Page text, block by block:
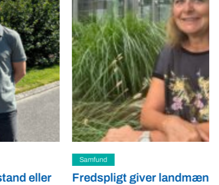
Fredspligt giver landmænd strategisk